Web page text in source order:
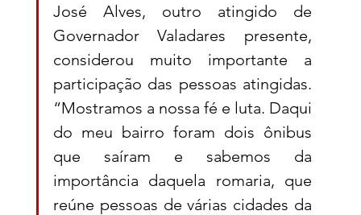
José Alves, outro atingido de
Governador Valadares presente,
considerou muito importante a
participação das pessoas atingidas.
“Mostramos a nossa fé e luta. Daqui
do meu bairro foram dois ônibus
que saíram e sabemos da
importância daquela romaria, que
reúne pessoas de várias cidades da